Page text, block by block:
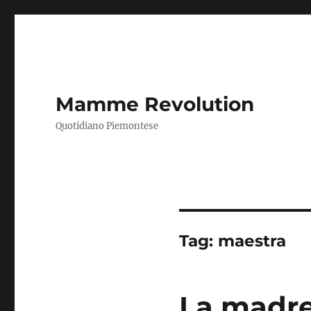
Mamme Revolution
Quotidiano Piemontese
Tag: maestra